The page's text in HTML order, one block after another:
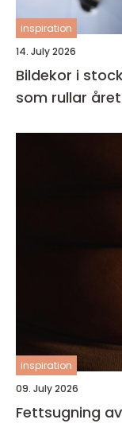
inspiration
14. July 2026
Bildekor i stockholm synlig
som rullar
inspiration
09. July 2026
Fettsugning